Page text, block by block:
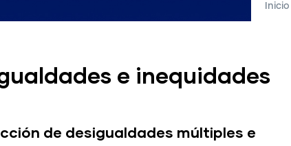
Inicio
e inequidades
de desigualdades múltiples e